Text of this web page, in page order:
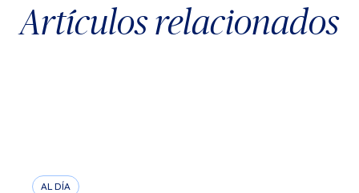
Artículos relacionados
AL DÍA